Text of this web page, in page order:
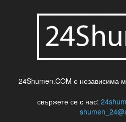
24Shumen.COM е независима
свържете се с нас: